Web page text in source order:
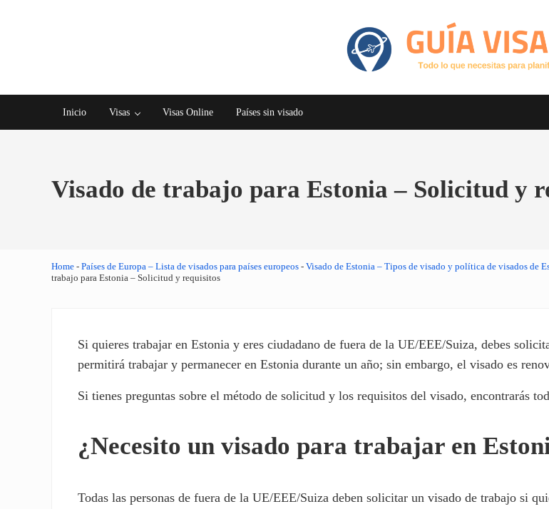
GuiaVisado.com - Guía
Inicio Visas Visas Online Países sin visado
Visado de trabajo para Estonia – Solicitud y
Home - Países de Europa – Lista de visados para países europeos - Visado de Estonia – Tipos de visado y política de visados de
trabajo para Estonia – Solicitud y requisitos
Si quieres trabajar en Estonia y eres ciudadano de fuera de la UE/EEE/Suiza, debes
permitirá trabajar y permanecer en Estonia durante un año; sin embargo, el visado es
Si tienes preguntas sobre el método de solicitud y los requisitos del visado, encontrarás
¿Necesito un visado para trabajar en
Todas las personas de fuera de la UE/EEE/Suiza deben solicitar un visado de trabajo si